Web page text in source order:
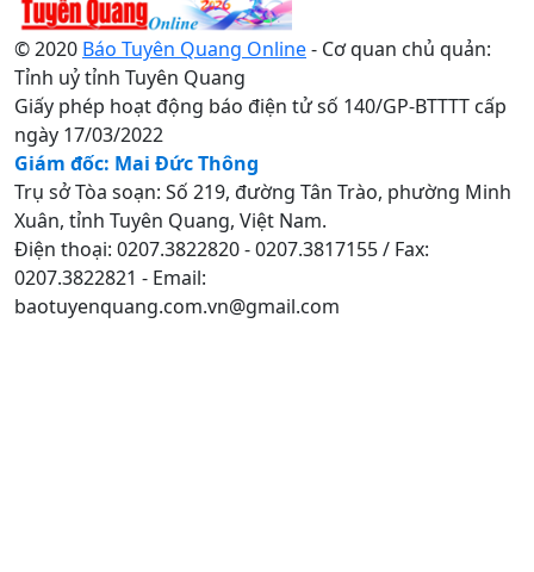
© 2020 Báo Tuyên Quang Online- Cơ quan chủ quản:
Tỉnh uỷ tỉnh Tuyên Quang
Giấy phép hoạt động báo điện tử số 140/GP-BTTTT cấp
ngày 17/03/2022
Giám đốc: Mai Đức Thông
Trụ sở Tòa soạn: Số 219, đường Tân Trào, phường Minh
Xuân, tỉnh Tuyên Quang, Việt Nam.
Điện thoại: 0207.3822820 - 0207.3817155 / Fax:
0207.3822821 - Email:
baotuyenquang.com.vn@gmail.com